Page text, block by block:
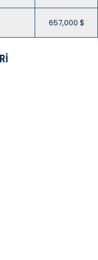
657,000 $